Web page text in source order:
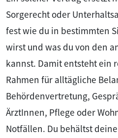
Sorgerecht oder
fest wie du in bestimmten
wirst und was du von den
kannst. Damit entsteht ein
Rahmen für alltägliche
Behördenvertretung,
ÄrztInnen, Pflege oder
Notfällen. Du behältst